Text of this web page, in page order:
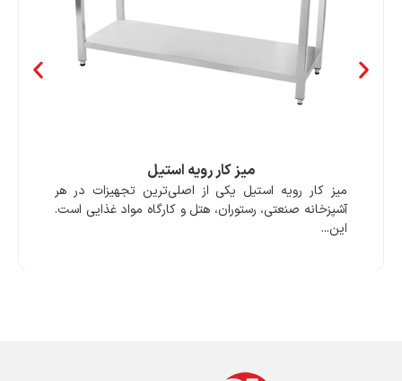
میز کار رویه استیل
میز کار رویه استیل یکی از اصلی‌ترین تجهیزات در هر
آشپزخانه صنعتی، رستوران، هتل و کارگاه مواد غذایی است.
این...